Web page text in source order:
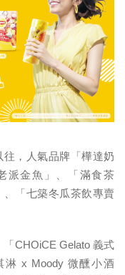
，人氣品牌「樺達奶
派金魚」、「滿食茶
「七築冬瓜茶飲專賣
CHOiCE Gelato 義式
x Moody 微醺小酒